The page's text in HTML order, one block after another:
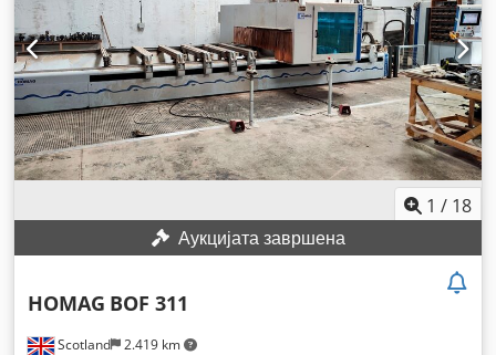
1 / 18
Аукцијата завршена
Scotland 2.419 km
HOMAG BOF 311